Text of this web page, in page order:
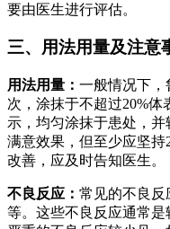
要由医生进行评估。
三、用法用量及注意
用法用量： 一般情况下，
次，涂抹于不超过20%
示，均匀涂抹于患处，
满意效果，但至少应坚
改善，应及时告知医生。
不良反应： 常见的不良反
等。这些不良反应通常